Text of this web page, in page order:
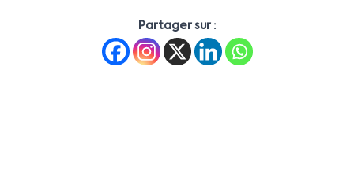
Partager sur :